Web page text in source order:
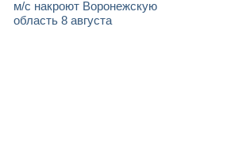
м/с накроют Воронежскую
область 8 августа